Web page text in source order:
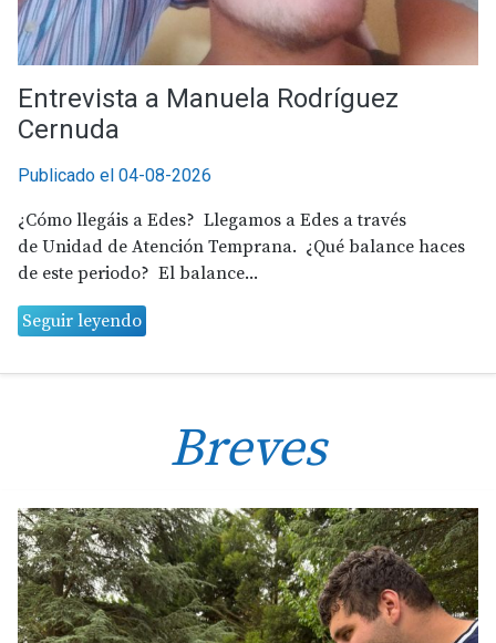
Entrevista a Manuela Rodríguez
Cernuda
Publicado el 04-08-2026
¿Cómo llegáis a Edes? Llegamos a Edes a través
de Unidad de Atención Temprana. ¿Qué balance haces
de este periodo? El balance...
Seguir leyendo
Breves